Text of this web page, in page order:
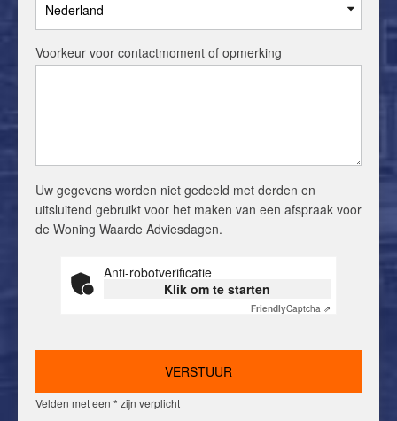
Voorkeur voor contactmoment of opmerking
Uw gegevens worden niet gedeeld met derden en
uitsluitend gebruikt voor het maken van een afspraak voor
de Woning Waarde Adviesdagen.
Anti-robotverificatie
Klik om te starten
FriendlyCaptcha ⇗
Velden met een * zijn verplicht